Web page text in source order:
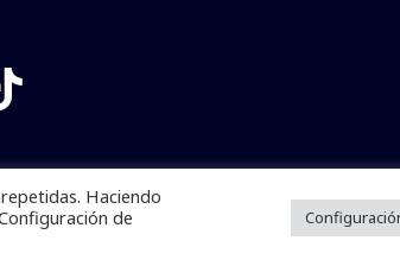
total o parcial sin dar referencia a
Haciendo
de